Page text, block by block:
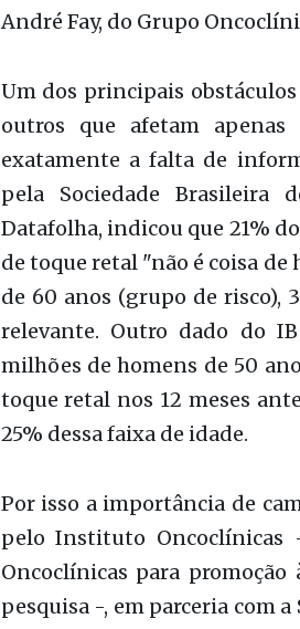
exatamente a falta de
Datafolha, indicou que 21%
de toque retal "não é coisa de
de 60 anos (grupo de risco),
relevante. Outro dado do
milhões de homens de 50
toque retal nos 12 meses
25% dessa faixa de idade.
Por isso a importância de
pelo Instituto
Oncoclínicas para promoção
retal. A ação lançada neste
apresentador, ator, roteirista,
foco central a difusão de